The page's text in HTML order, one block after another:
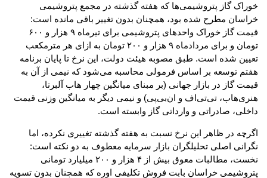
خوراک گاز پتروشیمی‌ها که هفته گذشته در مجمع پتروشیمی
خراسان مطرح شده بود، همچنان بدون تغییر باقی مانده است:
قیمت گاز خوراک واحدهای پتروشیمی برای تیرماه ۹ هزار و ۶۰۰
تومان و برای مردادماه ۹ هزار و ۲۰۰ تومان به ازای هر مترمکعب
تعیین شده است. طبق مصوبه هیئت دولت، این نرخ تا پایان برنامه
هفتم توسعه بر اساس فرمولی محاسبه می‌شود که نیمی از آن به
قیمت گاز در بازار جهانی (بر مبنای میانگین چهار هاب آلبرتا،
هنری‌هاب، تی‌تی‌اف و ان‌بی‌پی) و نیمی دیگر به میانگین وزنی قیمت
داخلی، صادراتی و وارداتی گاز وابسته است.
اگرچه در ظاهر این نرخ نسبت به هفته گذشته تغییری نکرده، اما
نگرانی اصلی تحلیلگران بازار سرمایه معطوف به دو نکته است:
نخست، مطالبات معوق بیش از ۴ هزار و ۲۰۰ میلیارد تومانی
پتروشیمی خراسان بابت فروش تکلیفی اوره که همچنان بدون تسویه